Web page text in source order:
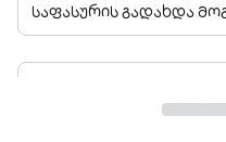
საფასურის გადახდა
რომ მათაც